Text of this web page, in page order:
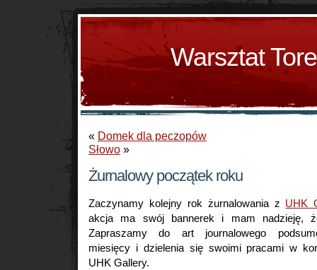
Warsztat
« Domek dla peczopów
Słowo »
Żurnalowy początek roku
Zaczynamy kolejny rok żurnalowania z UHK
akcja ma swój bannerek i mam nadzieję,
Zapraszamy do art journalowego
miesięcy i dzielenia się swoimi pracami w
UHK Gallery.